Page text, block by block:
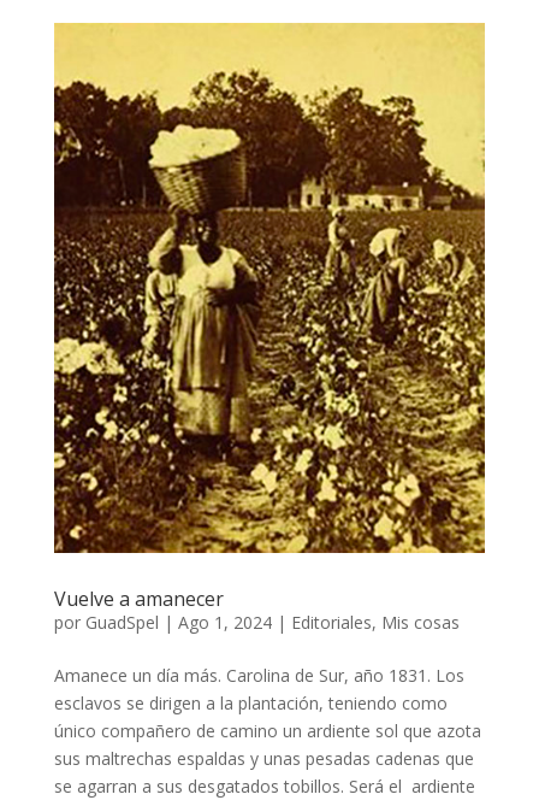
Vuelve a amanecer
por GuadSpel | Ago 1, 2024| Editoriales, Mis cosas
Amanece un día más. Carolina de Sur, año 1831. Los
esclavos se dirigen a la plantación, teniendo como
único compañero de camino un ardiente sol que azota
sus maltrechas espaldas y unas pesadas cadenas que
se agarran a sus desgatados tobillos. Será el ardiente